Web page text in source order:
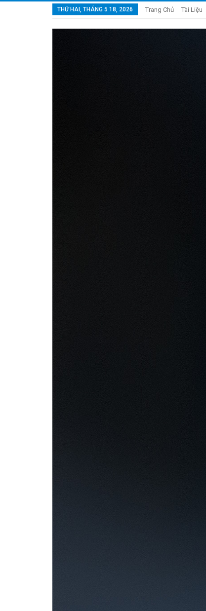
THỨ HAI, THÁNG 5 18, 2026 Trang Chủ Tài Liệu